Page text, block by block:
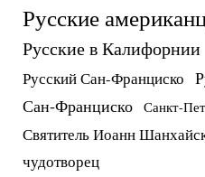
Русские
Русские в Калифорнии
Русский Сан-Франциско
Сан-Франциско Санкт-
Святитель Иоанн
чудотворец